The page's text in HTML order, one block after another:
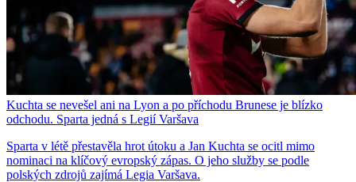
Kuchta se nevešel ani na Lyon a po příchodu Brunese je blízko
odchodu. Sparta jedná s Legií Varšava
Sparta v létě přestavěla hrot útoku a Jan Kuchta se ocitl mimo
nominaci na klíčový evropský zápas. O jeho služby se podle
polských zdrojů zajímá Legia Varšava.